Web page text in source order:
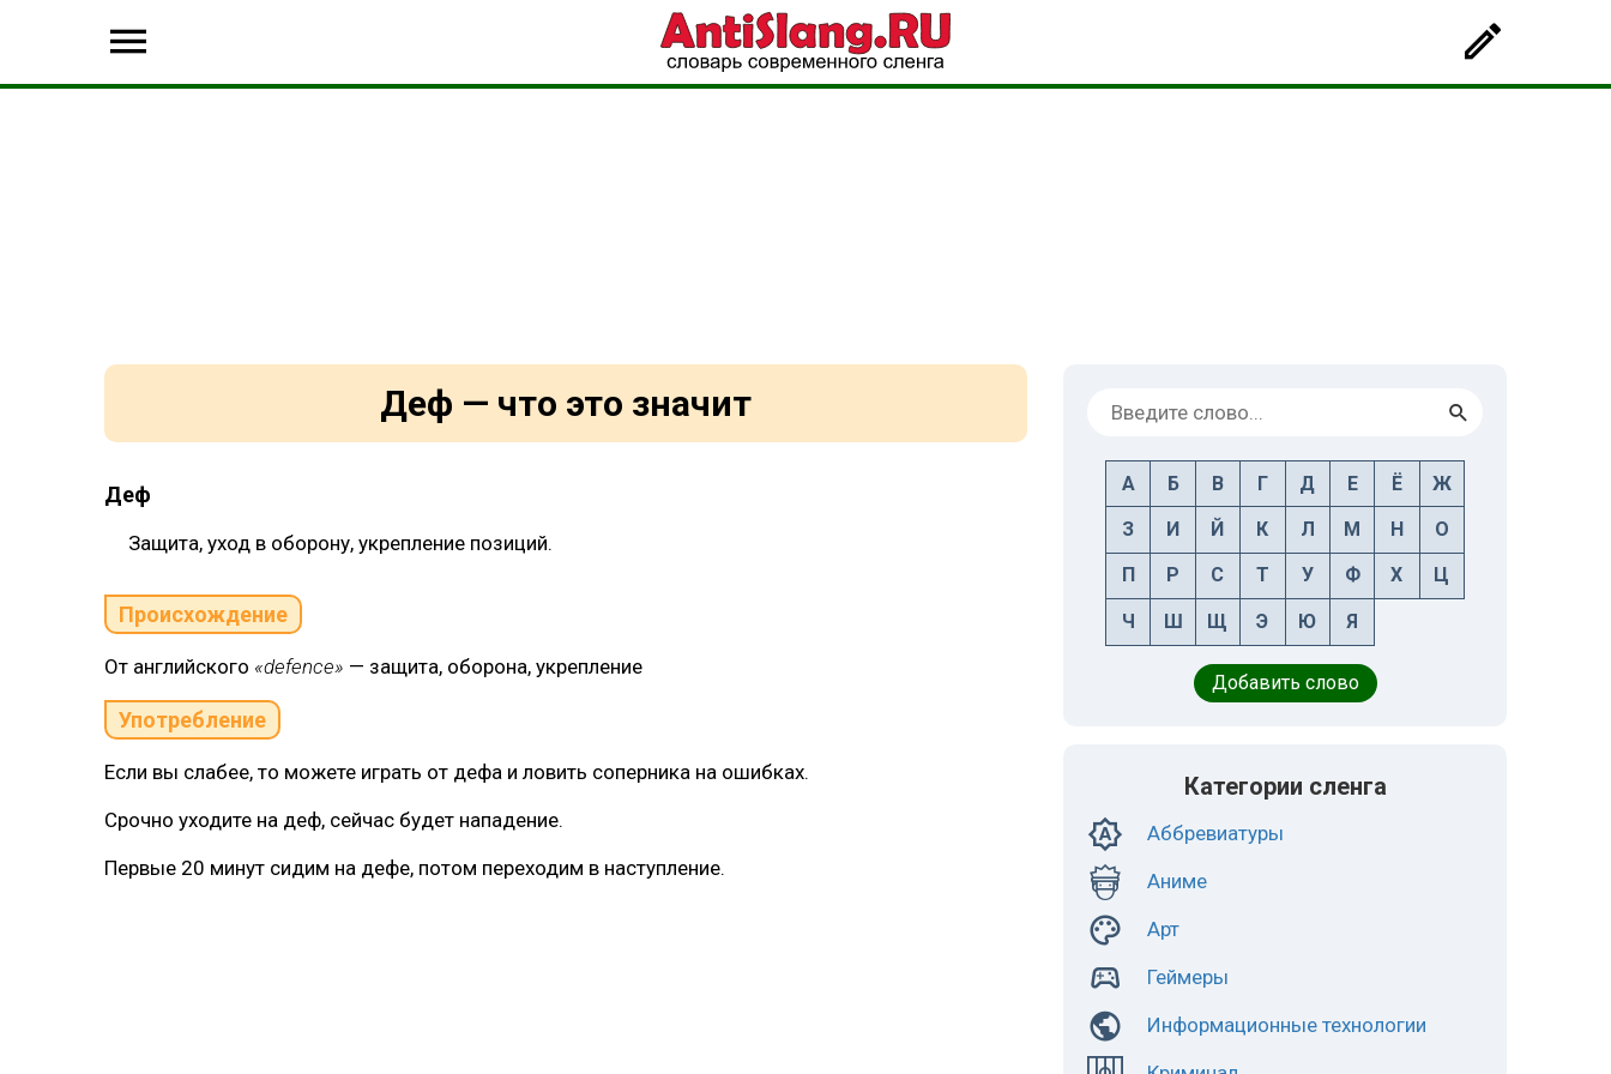
Деф — что это значит
Деф
Защита, уход в оборону, укрепление позиций.
Происхождение
От английского «defence» — защита, оборона, укрепление
Употребление
Если вы слабее, то можете играть от дефа и ловить соперника на ошибках.
Срочно уходите на деф, сейчас будет нападение.
Первые 20 минут сидим на дефе, потом переходим в наступление.
А Б В Г Д Е Ё Ж
З И Й К Л М Н О
П Р С Т У Ф Х Ц
Ч Ш Щ Э Ю Я
Добавить слово
Категории сленга
Аббревиатуры
Аниме
Арт
Геймеры
Информационные технологии